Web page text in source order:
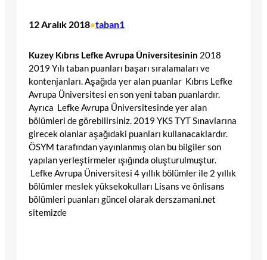
12 Aralık 2018•taban1
Kuzey Kıbrıs Lefke Avrupa Üniversitesinin 2018
2019 Yılı taban puanları başarı sıralamaları ve
kontenjanları. Aşağıda yer alan puanlar Kıbrıs Lefke
Avrupa Üniversitesi en son yeni taban puanlardır.
Ayrıca Lefke Avrupa Üniversitesinde yer alan
bölümleri de görebilirsiniz. 2019 YKS TYT Sınavlarına
girecek olanlar aşağıdaki puanları kullanacaklardır.
ÖSYM tarafından yayınlanmış olan bu bilgiler son
yapılan yerleştirmeler ışığında oluşturulmuştur.
Lefke Avrupa Üniversitesi 4 yıllık bölümler ile 2 yıllık
bölümler meslek yüksekokulları Lisans ve önlisans
bölümleri puanları güncel olarak derszamani.net
sitemizde